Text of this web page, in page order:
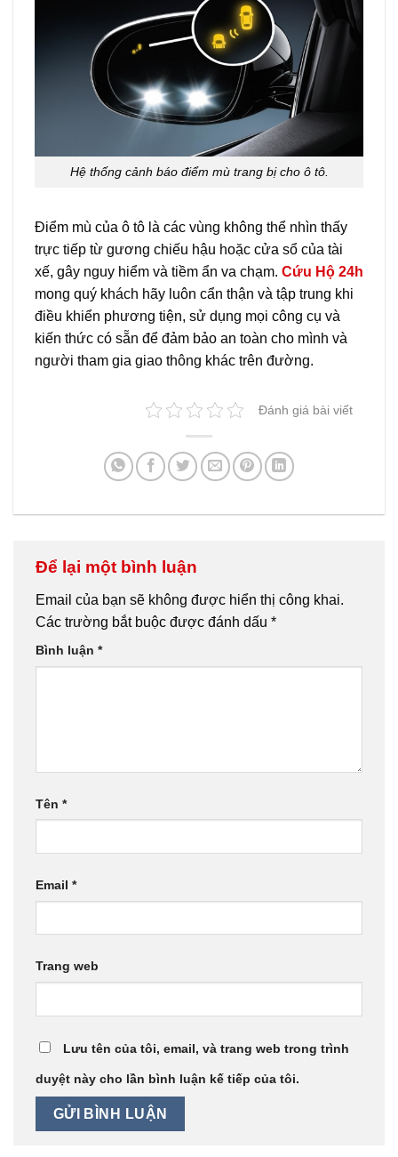
Hệ thống cảnh báo điểm mù trang bị cho ô tô.
Điểm mù của ô tô là các vùng không thể nhìn thấy
trực tiếp từ gương chiếu hậu hoặc cửa sổ của tài
xế, gây nguy hiểm và tiềm ẩn va chạm. Cứu Hộ 24h
mong quý khách hãy luôn cẩn thận và tập trung khi
điều khiển phương tiện, sử dụng mọi công cụ và
kiến thức có sẵn để đảm bảo an toàn cho mình và
người tham gia giao thông khác trên đường.
Đánh giá bài viết
Để lại một bình luận
Email của bạn sẽ không được hiển thị công khai.
Các trường bắt buộc được đánh dấu *
Bình luận *
Tên *
Email *
Trang web
Lưu tên của tôi, email, và trang web trong trình
duyệt này cho lần bình luận kế tiếp của tôi.